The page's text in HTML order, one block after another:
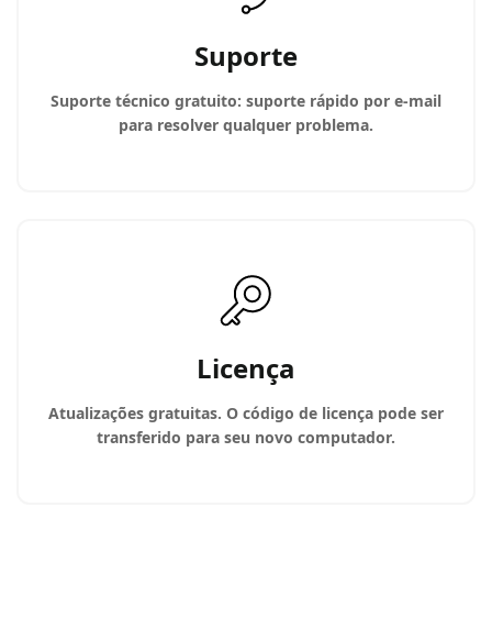
Suporte
Suporte técnico gratuito: suporte rápido por e-mail
para resolver qualquer problema.
Licença
Atualizações gratuitas. O código de licença pode ser
transferido para seu novo computador.